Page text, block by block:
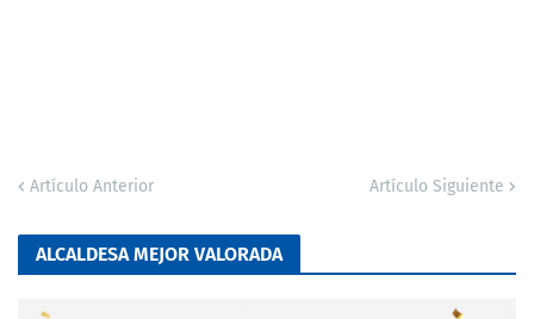
Artículo Anterior Artículo Siguiente
ALCALDESA MEJOR VALORADA